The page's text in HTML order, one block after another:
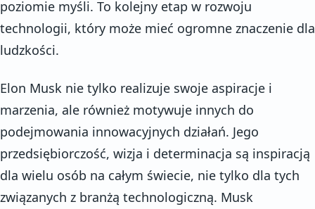
poziomie myśli. To kolejny etap w rozwoju
technologii, który może mieć ogromne znaczenie dla
ludzkości.
Elon Musk nie tylko realizuje swoje aspiracje i
marzenia, ale również motywuje innych do
podejmowania innowacyjnych działań. Jego
przedsiębiorczość, wizja i determinacja są inspiracją
dla wielu osób na całym świecie, nie tylko dla tych
związanych z branżą technologiczną. Musk